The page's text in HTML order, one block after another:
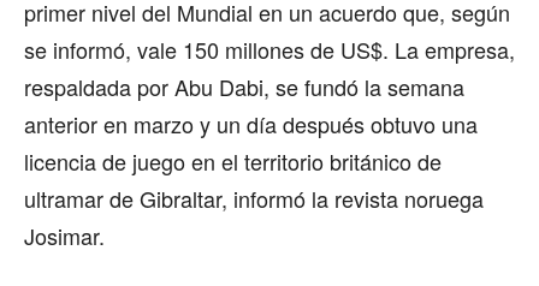
primer nivel del Mundial en un acuerdo que, según
se informó, vale 150 millones de US$. La empresa,
respaldada por Abu Dabi, se fundó la semana
anterior en marzo y un día después obtuvo una
licencia de juego en el territorio británico de
ultramar de Gibraltar, informó la revista noruega
Josimar.